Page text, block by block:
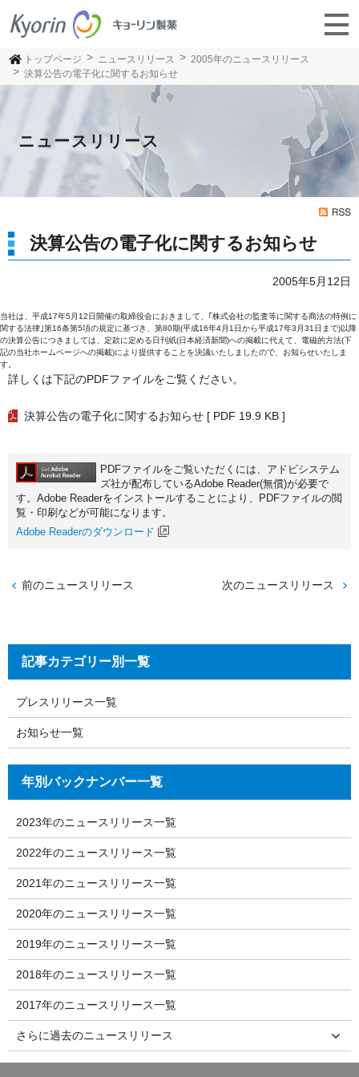
トップページ ニュースリリース
2005年のニュースリリース
決算公告の電子化に関するお知らせ
ニュースリリース
決算公告の電子化に関するお知らせ
2005年5月12日
当社は、平成17年5月12日開催の取締役会におきまして、｢株式会社の監査等に関する商法の特例に
関する法律｣第16条第5項の規定に基づき、第80期(平成16年4月1日から平成17年3月31日まで)以降
の決算公告につきましては、定款に定める日刊紙(日本経済新聞)への掲載に代えて、電磁的方法(下
記の当社ホームページへの掲載)により提供することを決議いたしましたので、お知らせいたしま
す。
詳しくは下記のPDFファイルをご覧ください。
決算公告の電子化に関するお知らせ [ PDF 19.9 KB ]
PDFファイルをご覧いただくには、アドビシステム
ズ社が配布しているAdobe Reader(無償)が必要で
す。Adobe Readerをインストールすることにより、PDFファイルの閲
覧・印刷などが可能になります。
Adobe Readerのダウンロード
前のニュースリリース 次のニュースリリース
記事カテゴリー別一覧
プレスリリース一覧
お知らせ一覧
年別バックナンバー一覧
2023年のニュースリリース一覧
2022年のニュースリリース一覧
2021年のニュースリリース一覧
2020年のニュースリリース一覧
2019年のニュースリリース一覧
2018年のニュースリリース一覧
2017年のニュースリリース一覧
さらに過去のニュースリリース